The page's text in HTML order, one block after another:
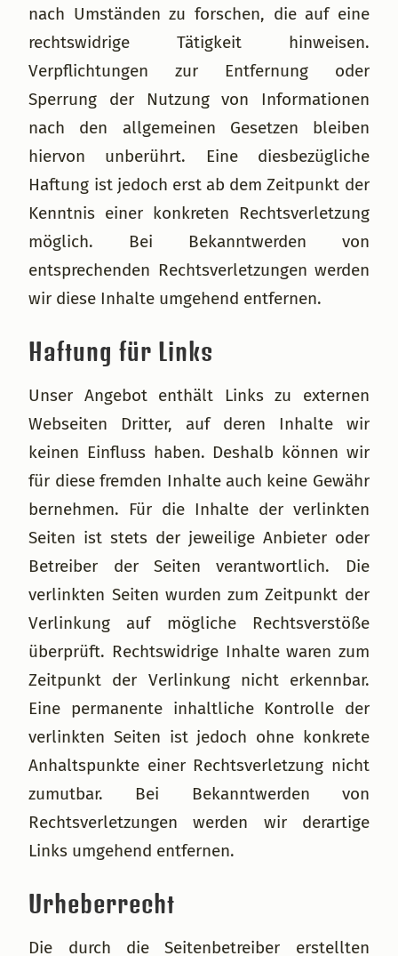
nach Umständen zu forschen, die auf eine
rechtswidrige Tätigkeit hinweisen.
Verpflichtungen zur Entfernung oder
Sperrung der Nutzung von Informationen
nach den allgemeinen Gesetzen bleiben
hiervon unberührt. Eine diesbezügliche
Haftung ist jedoch erst ab dem Zeitpunkt der
Kenntnis einer konkreten Rechtsverletzung
möglich. Bei Bekanntwerden von
entsprechenden Rechtsverletzungen werden
wir diese Inhalte umgehend entfernen.
Haftung für Links
Unser Angebot enthält Links zu externen
Webseiten Dritter, auf deren Inhalte wir
keinen Einfluss haben. Deshalb können wir
für diese fremden Inhalte auch keine Gewähr
bernehmen. Für die Inhalte der verlinkten
Seiten ist stets der jeweilige Anbieter oder
Betreiber der Seiten verantwortlich. Die
verlinkten Seiten wurden zum Zeitpunkt der
Verlinkung auf mögliche Rechtsverstöße
überprüft. Rechtswidrige Inhalte waren zum
Zeitpunkt der Verlinkung nicht erkennbar.
Eine permanente inhaltliche Kontrolle der
verlinkten Seiten ist jedoch ohne konkrete
Anhaltspunkte einer Rechtsverletzung nicht
zumutbar. Bei Bekanntwerden von
Rechtsverletzungen werden wir derartige
Links umgehend entfernen.
Urheberrecht
Die durch die Seitenbetreiber erstellten